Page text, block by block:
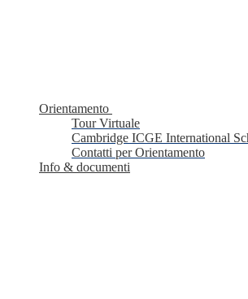
Orientamento
Tour Virtuale
Cambridge ICGE International
Contatti per Orientamento
Info & documenti